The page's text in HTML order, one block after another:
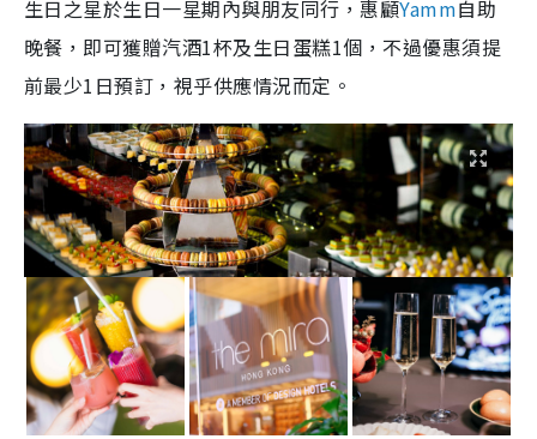
生日之星於生日一星期內與朋友同行，惠顧Yamm自助
晚餐，即可獲贈汽酒1杯及生日蛋糕1個，不過優惠須提
前最少1日預訂，視乎供應情況而定。